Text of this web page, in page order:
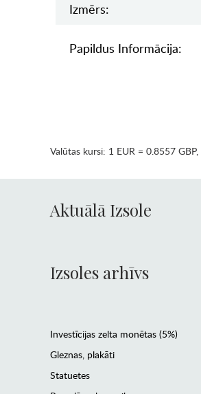
Izmērs:
Papildus Informācija:
Valūtas kursi: 1 EUR = 0.8557 GBP,
Aktuālā Izsole
Izsoles arhīvs
Investīcijas zelta monētas (5%)
Gleznas, plakāti
Statuetes